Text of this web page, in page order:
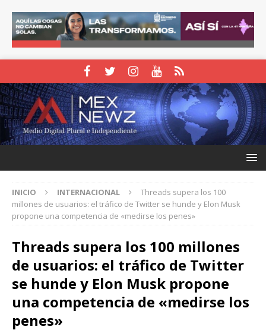
INICIO INTERNACIONAL
Threads supera los 100
millones de usuarios: el tráfico de Twitter se hunde y Elon Musk
propone una competencia de «medirse los penes»
Threads supera los 100 millones
de usuarios: el tráfico de Twitter
se hunde y Elon Musk propone
una competencia de «medirse los
penes»